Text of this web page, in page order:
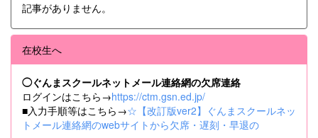
記事がありません。
在校生へ
◯ぐんまスクールネットメール連絡網の欠席連絡
ログインはこちら→https://ctm.gsn.ed.jp/
■入力手順等はこちら→☆【改訂版ver2】ぐんまスクールネッ
トメール連絡網のwebサイトから欠席・遅刻・早退の